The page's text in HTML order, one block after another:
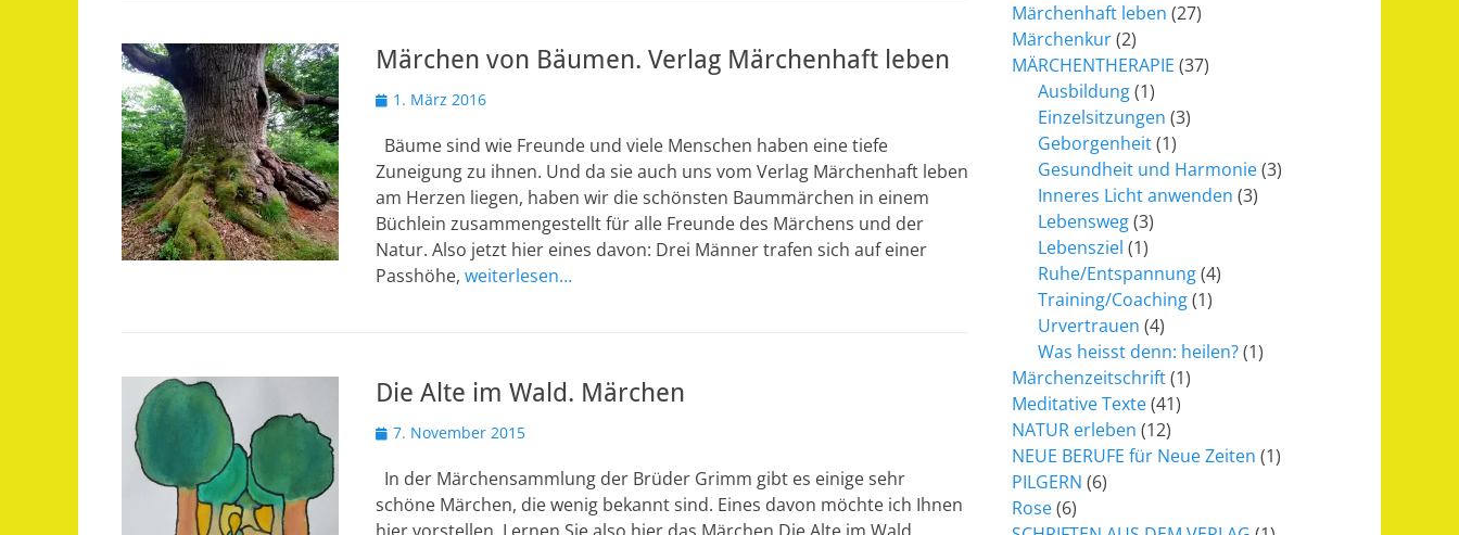
Märchen von Bäumen. Verlag Märchenhaft leben
Veröffentlicht
1. März 2016
Bäume sind wie Freunde und viele Menschen haben eine tiefe
Zuneigung zu ihnen. Und da sie auch uns vom Verlag Märchenhaft leben
am Herzen liegen, haben wir die schönsten Baummärchen in einem
Büchlein zusammengestellt für alle Freunde des Märchens und der
Natur. Also jetzt hier eines davon: Drei Männer trafen sich auf einer
Passhöhe, weiterlesen…
Die Alte im Wald. Märchen
Veröffentlicht
7. November 2015
In der Märchensammlung der Brüder Grimm gibt es einige sehr
schöne Märchen, die wenig bekannt sind. Eines davon möchte ich Ihnen
Märchenhaft leben (27)
Märchenkur(2)
MÄRCHENTHERAPIE (37)
Ausbildung(1)
Einzelsitzungen (3)
Geborgenheit(1)
Gesundheit und Harmonie(3)
Inneres Licht anwenden (3)
Lebensweg(3)
Lebensziel (1)
Ruhe/Entspannung(4)
Training/Coaching(1)
Urvertrauen (4)
Was heisst denn: heilen?(1)
Märchenzeitschrift(1)
Meditative Texte(41)
NATUR erleben (12)
NEUE BERUFE für Neue Zeiten (1)
PILGERN (6)
Rose(6)